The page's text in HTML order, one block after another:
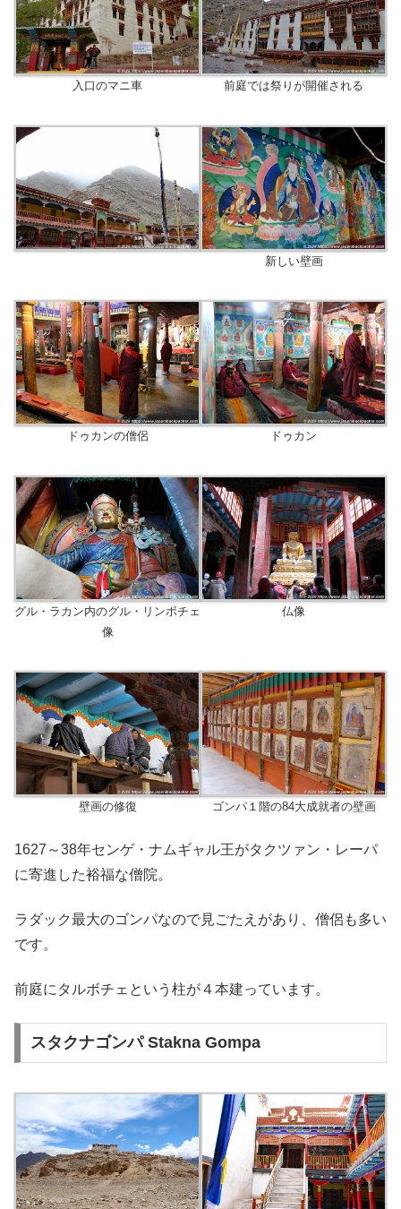
入口のマニ車 前庭では祭りが開催される
新しい壁画
ドゥカンの僧侶 ドゥカン
グル・ラカン内のグル・リンボチェ
像
仏像
壁画の修復 ゴンパ１階の84大成就者の壁画
1627～38年センゲ・ナムギャル王がタクツァン・レーパ
に寄進した裕福な僧院。
ラダック最大のゴンパなので見ごたえがあり、僧侶も多い
です。
前庭にタルボチェという柱が４本建っています。
スタクナゴンパ Stakna Gompa